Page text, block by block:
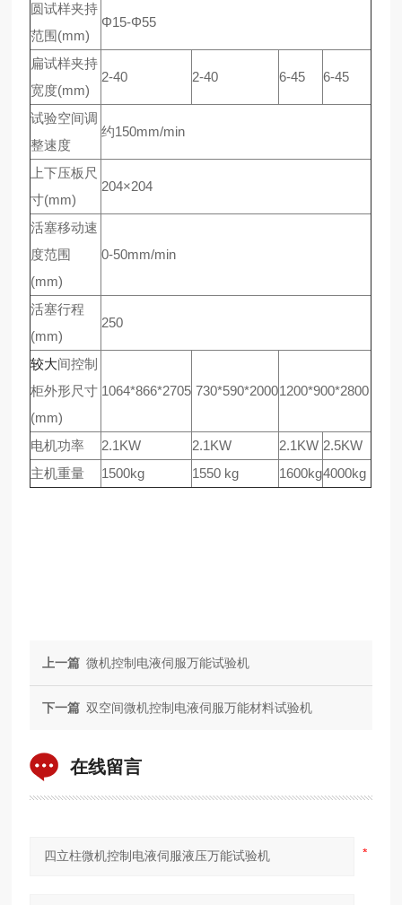
圆试样夹持
范围(mm)
Φ15-Φ55
扁试样夹持
宽度(mm)
2-40 2-40 6-45 6-45
试验空间调
整速度
约150mm/min
上下压板尺
寸(mm)
204×204
活塞移动速
度范围
(mm)
0-50mm/min
活塞行程
(mm)
250
较大间控制
柜外形尺寸
(mm)
1064*866*2705 730*590*20001200*900*2800
电机功率 2.1KW 2.1KW 2.1KW 2.5KW
主机重量
1500kg 1550 kg 1600kg4000kg
上一篇 微机控制电液伺服万能试验机
下一篇 双空间微机控制电液伺服万能材料试验机
在线留言